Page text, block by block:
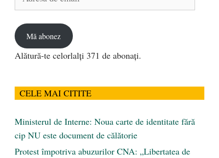
Mă abonez
Alătură-te celorlalți 371 de abonați.
CELE MAI CITITE
Ministerul de Interne: Noua carte de identitate fără
cip NU este document de călătorie
Protest împotriva abuzurilor CNA: „Libertatea de